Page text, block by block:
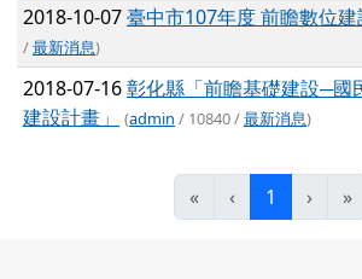
2018-10-07臺中市107年度 前瞻數位
/最新消息)
2018-07-16彰化縣「前瞻基礎建設─國
建設計畫」
(admin / 10840 /最新消息)
« ‹ 1 (目前頁次)
› »